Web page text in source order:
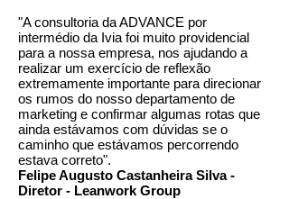
"A consultoria da ADVANCE por
intermédio da Ivia foi muito providencial
para a nossa empresa, nos ajudando a
realizar um exercício de reflexão
extremamente importante para direcionar
os rumos do nosso departamento de
marketing e confirmar algumas rotas que
ainda estávamos com dúvidas se o
caminho que estávamos percorrendo
estava correto".
Felipe Augusto Castanheira Silva -
Diretor - Leanwork Group